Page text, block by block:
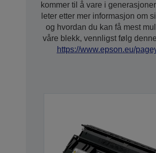
kommer til å vare i
leter etter mer informasjon om
og hvordan du kan få mest
våre blekk, vennligst følg
https://www.epson.eu/